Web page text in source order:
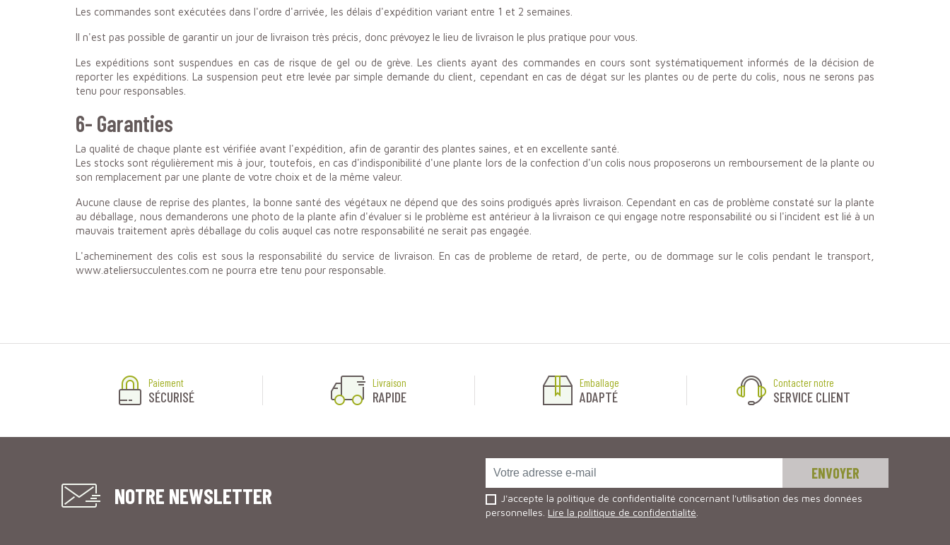
Les commandes sont exécutées dans l'ordre d'arrivée, les délais d'expédition variant entre 1 et 2 semaines.
Il n'est pas possible de garantir un jour de livraison très précis, donc prévoyez le lieu de livraison le plus pratique pour vous.
Les expéditions sont suspendues en cas de risque de gel ou de grève. Les clients ayant des commandes en cours sont systématiquement informés de la décision de
reporter les expéditions. La suspension peut etre levée par simple demande du client, cependant en cas de dégat sur les plantes ou de perte du colis, nous ne serons pas
tenu pour responsables.
6- Garanties
La qualité de chaque plante est vérifiée avant l'expédition, afin de garantir des plantes saines, et en excellente santé.
Les stocks sont régulièrement mis à jour, toutefois, en cas d'indisponibilité d'une plante lors de la confection d'un colis nous proposerons un remboursement de la plante ou
son remplacement par une plante de votre choix et de la même valeur.
Aucune clause de reprise des plantes, la bonne santé des végétaux ne dépend que des soins prodigués après livraison. Cependant en cas de problème constaté sur la plante
au déballage, nous demanderons une photo de la plante afin d'évaluer si le problème est antérieur à la livraison ce qui engage notre responsabilité ou si l'incident est lié à un
mauvais traitement après déballage du colis auquel cas notre responsabilité ne serait pas engagée.
L'acheminement des colis est sous la responsabilité du service de livraison. En cas de probleme de retard, de perte, ou de dommage sur le colis pendant le transport,
www.ateliersucculentes.com ne pourra etre tenu pour responsable.
Paiement
SÉCURISÉ
Livraison
RAPIDE
Emballage
ADAPTÉ
Contacter notre
SERVICE CLIENT
NOTRE NEWSLETTER
J'accepte la politique de confidentialité concernant l'utilisation des mes données
personnelles. Lire la politique de confidentialité